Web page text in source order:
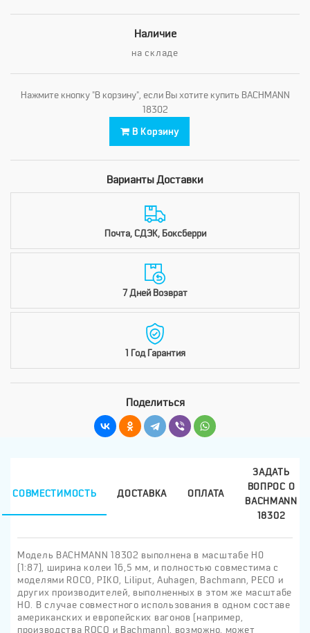
Наличие
на складе
Нажмите кнопку "В корзину", если Вы хотите купить BACHMANN
18302
В Корзину
Варианты Доставки
Почта, СДЭК, Боксберри
7 Дней Возврат
1 Год Гарантия
Поделиться
СОВМЕСТИМОСТЬ ДОСТАВКА ОПЛАТА
ЗАДАТЬ
ВОПРОС О
BACHMANN
18302
Модель BACHMANN 18302 выполнена в масштабе H0
(1:87), ширина колеи 16,5 мм, и полностью совместима с
моделями ROCO, PIKO, Liliput, Auhagen, Bachmann, PECO и
других производителей, выполненных в этом же масштабе
HO. В случае совместного использования в одном составе
американских и европейских вагонов (например,
производства ROCO и Bachmann), возможно, может